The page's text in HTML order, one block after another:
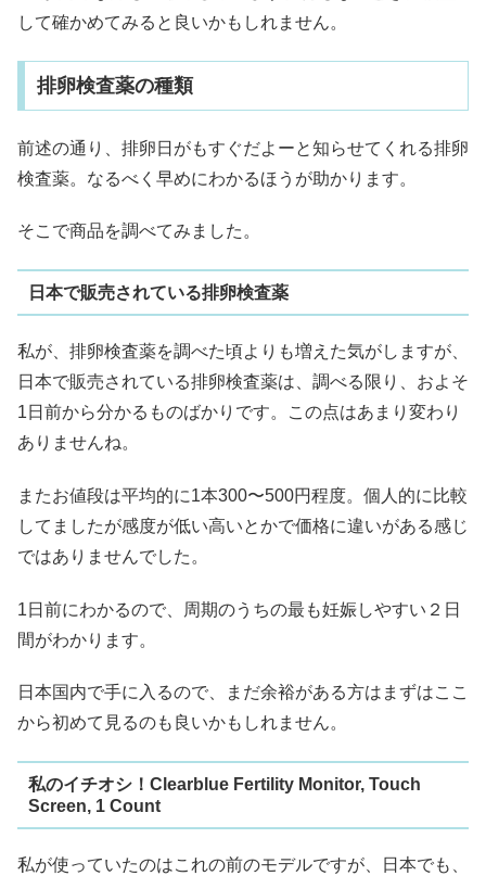
して確かめてみると良いかもしれません。
排卵検査薬の種類
前述の通り、排卵日がもすぐだよーと知らせてくれる排卵
検査薬。なるべく早めにわかるほうが助かります。
そこで商品を調べてみました。
日本で販売されている排卵検査薬
私が、排卵検査薬を調べた頃よりも増えた気がしますが、
日本で販売されている排卵検査薬は、調べる限り、およそ
1日前から分かるものばかりです。この点はあまり変わり
ありませんね。
またお値段は平均的に1本300〜500円程度。個人的に比較
してましたが感度が低い高いとかで価格に違いがある感じ
ではありませんでした。
1日前にわかるので、周期のうちの最も妊娠しやすい２日
間がわかります。
日本国内で手に入るので、まだ余裕がある方はまずはここ
から初めて見るのも良いかもしれません。
私のイチオシ！Clearblue Fertility Monitor, Touch
Screen, 1 Count
私が使っていたのはこれの前のモデルですが、日本でも、